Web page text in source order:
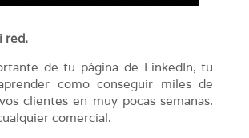
red.
de tu página de LinkedIn, tu
como conseguir miles de
clientes en muy pocas semanas.
comercial.